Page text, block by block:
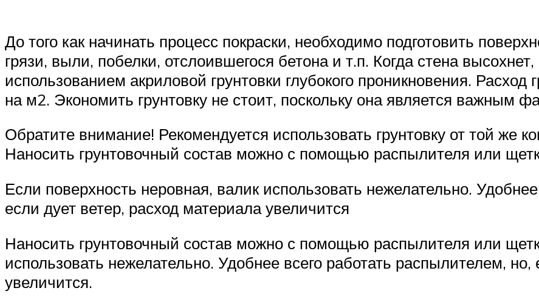
До того как начинать процесс покраски, необходимо подготовить
грязи, выли, побелки, отслоившегося бетона и т.п. Когда стена
использованием акриловой грунтовки глубокого проникновения. Расход
на м2. Экономить грунтовку не стоит, поскольку она является важным
Обратите внимание! Рекомендуется использовать грунтовку от той же
Наносить грунтовочный состав можно с помощью распылителя или
Если поверхность неровная, валик использовать нежелательно.
если дует ветер, расход материала увеличится
Наносить грунтовочный состав можно с помощью распылителя или
использовать нежелательно. Удобнее всего работать распылителем,
увеличится.